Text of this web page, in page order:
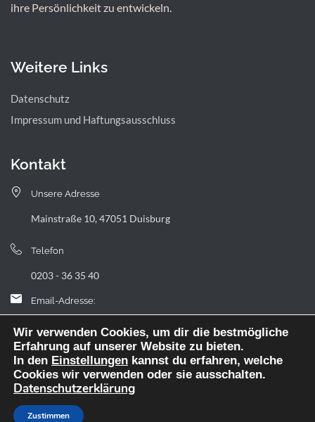
ihre Persönlichkeit zu entwickeln.
Weitere Links
Datenschutz
Impressum und Haftungsausschluss
Kontakt
Unsere Adresse
Mainstraße 10, 47051 Duisburg
Telefon
0203 - 36 35 40
Email-Adresse:
landfermann.gymnasium[at]stadt-duisburg.de
Wir verwenden Cookies, um dir die bestmögliche
Erfahrung auf unserer Website zu bieten.
In den Einstellungen kannst du erfahren, welche
Cookies wir verwenden oder sie ausschalten.
Datenschutzerklärung
Zustimmen